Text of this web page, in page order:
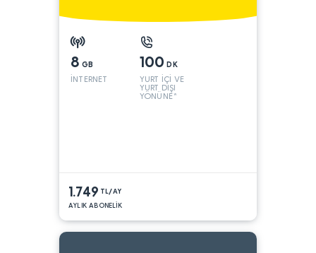
8 GB
İNTERNET
100 DK
YURT İÇİ VE
YURT DIŞI
YÖNÜNE*
1.749 TL/AY
AYLIK ABONELİK